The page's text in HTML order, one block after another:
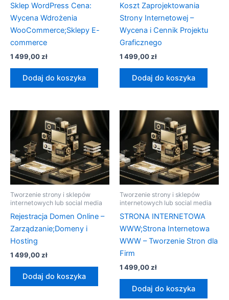
Sklep WordPress Cena:
Wycena Wdrożenia
WooCommerce;Sklepy E-
commerce
1 499,00zł
Dodaj do koszyka
Koszt Zaprojektowania
Strony Internetowej –
Wycena i Cennik Projektu
Graficznego
1 499,00zł
Dodaj do koszyka
Tworzenie strony i sklepów
internetowych lub social media
Rejestracja Domen Online –
Zarządzanie;Domeny i
Hosting
1 499,00zł
Dodaj do koszyka
Tworzenie strony i sklepów
internetowych lub social media
STRONA INTERNETOWA
WWW;Strona Internetowa
WWW – Tworzenie Stron dla
Firm
1 499,00zł
Dodaj do koszyka